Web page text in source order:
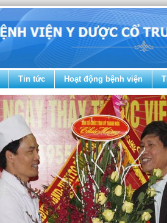
Tin tức Hoạt động bệnh viện